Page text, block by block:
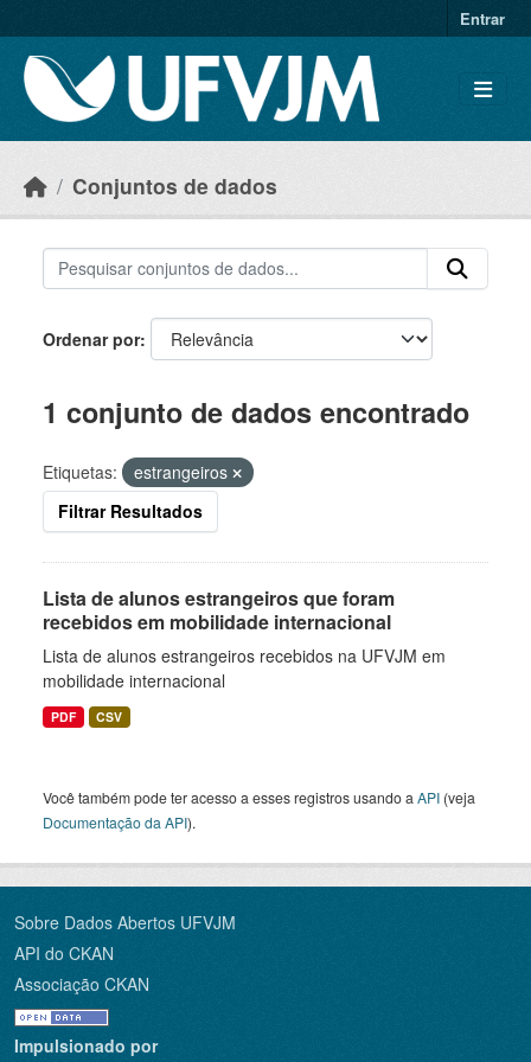
Entrar
Conjuntos de dados
Ordenar por
1 conjunto de dados encontrado
Etiquetas:
estrangeiros
Filtrar Resultados
Lista de alunos estrangeiros que foram
recebidos em mobilidade internacional
Lista de alunos estrangeiros recebidos na UFVJM em
mobilidade internacional
PDF CSV
Você também pode ter acesso a esses registros usando a API (veja
Documentação da API).
Sobre Dados Abertos UFVJM
API do CKAN
Associação CKAN
Impulsionado por